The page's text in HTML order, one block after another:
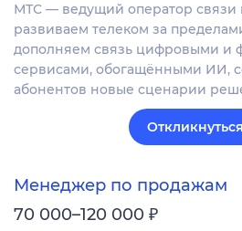
МТС — ведущий оператор связи
развиваем телеком за
дополняем связь цифровыми и
сервисами, обогащёнными ИИ,
абонентов новые сценарии
Откликнуться
Менеджер по продажам
70 000–120 000 ₽